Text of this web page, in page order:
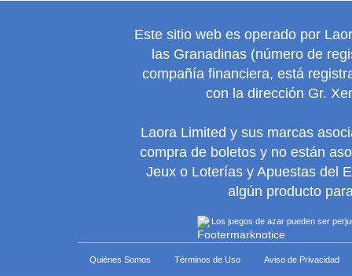
Este sitio web es operado por
las Granadinas (número de
compañía financiera, está
con la dirección Gr.
Laora Limited y sus marcas
compra de boletos y no están
Jeux o Loterías y Apuestas del
algún producto
Los juegos de azar pueden ser
Quiénes Somos Términos de Uso Aviso de Privacidad